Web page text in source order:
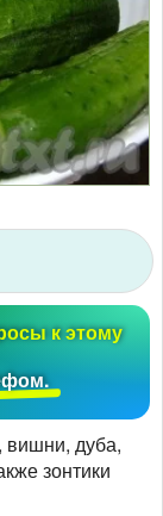
к этому
вишни, дуба,
зонтики